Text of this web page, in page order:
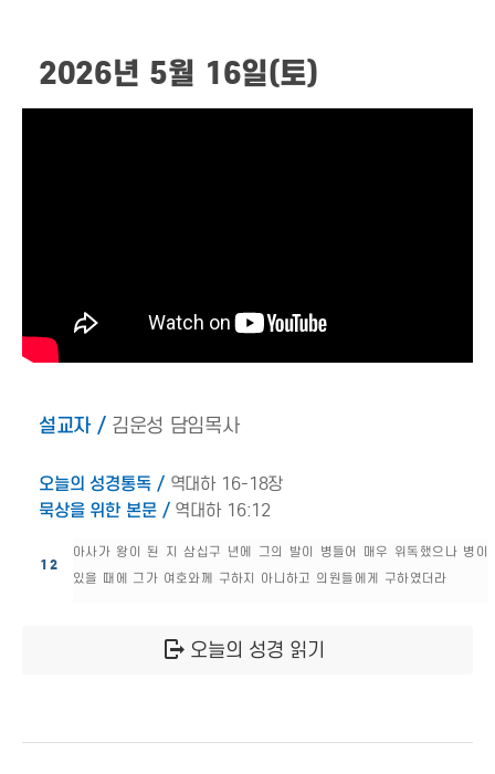
2026년 5월 16일(토)
설교자 /김운성 담임목사
오늘의 성경통독 /역대하 16-18장
묵상을 위한 본문 /역대하 16:12
12
아사가 왕이 된 지 삼십구 년에 그의 발이 병들어 매우 위독했으나 병이
있을 때에 그가 여호와께 구하지 아니하고 의원들에게 구하였더라
오늘의 성경 읽기